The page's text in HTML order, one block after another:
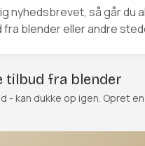
nyhedsbrevet, så går du
fra blender eller andre
tilbud fra blender
- kan dukke op igen. Opret